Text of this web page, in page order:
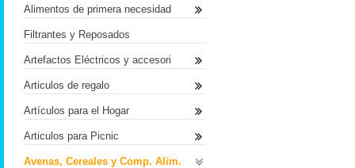
Alimentos de primera necesidad
Filtrantes y Reposados
Artefactos Eléctricos y accesori
Articulos de regalo
Artículos para el Hogar
Articulos para Picnic
Avenas, Cereales y Comp. Alim.